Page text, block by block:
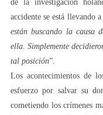
de la investigación
accidente se está llevando
están buscando la causa
ella. Simplemente
tal posición”.
Los acontecimientos de
esfuerzo por salvar su
cometiendo los crímenes